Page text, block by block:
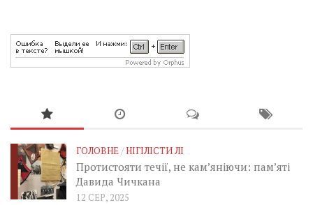
ГОЛОВНЕ/НІГІЛІСТИ ЛІ
Протистояти течії, не кам’яніючи: пам’яті
Давида Чичкана
12 СЕР, 2025